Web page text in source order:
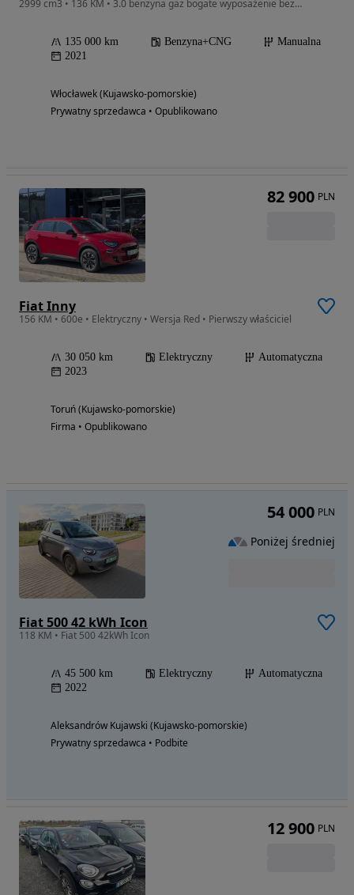
2999 cm3 • 136 KM • 3.0 benzyna gaz bogate wyposażenie bezwypadkowy, serwisowany
135 000 km Benzyna+CNG
Manualna
2021
Włocławek (Kujawsko-pomorskie)
Prywatny sprzedawca • Opublikowano
Fiat Inny
156 KM • 600e • Elektryczny • Wersja Red • Pierwszy właściciel
30 050 km Elektryczny
Automatyczna
2023
Toruń (Kujawsko-pomorskie)
Firma • Opublikowano
82 900 PLN
Fiat 500 42 kWh Icon
118 KM • Fiat 500 42kWh Icon
45 500 km Elektryczny
Automatyczna
2022
Aleksandrów Kujawski (Kujawsko-pomorskie)
Prywatny sprzedawca • Podbite
54 000 PLN
Poniżej średniej
12 900 PLN